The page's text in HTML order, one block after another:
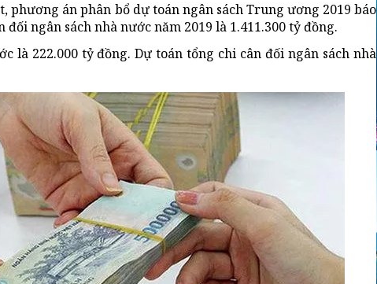
phương án phân bổ dự toán ngân sách Trung ương 2019 báo
ngân sách nhà nước năm 2019 là 1.411.300 tỷ đồng.
là 222.000 tỷ đồng. Dự toán tổng chi cân đối ngân sách nhà